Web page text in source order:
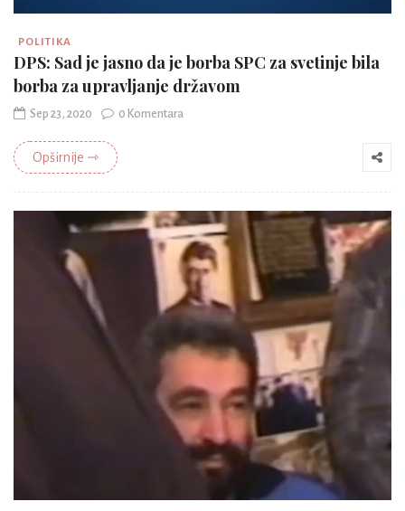
POLITIKA
DPS: Sad je jasno da je borba SPC za svetinje bila
borba za upravljanje državom
Sep 23, 2020 0 Komentara
Opširnije ⇾